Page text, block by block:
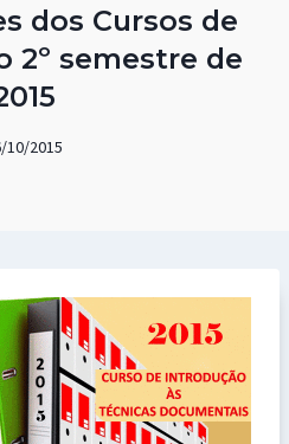
dos Cursos de
2º semestre de
10/2015